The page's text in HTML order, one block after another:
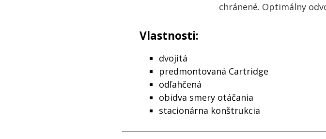
chránené. Optimálny
Vlastnosti:
dvojitá
predmontovaná Cartridge
odľahčená
obidva smery otáčania
stacionárna konštrukcia